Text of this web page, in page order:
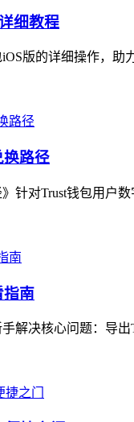
细教程
版的详细操作，
换路径
针对Trust钱包用
指南
解决核心问题：导